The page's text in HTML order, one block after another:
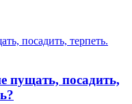
пущать, посадить,